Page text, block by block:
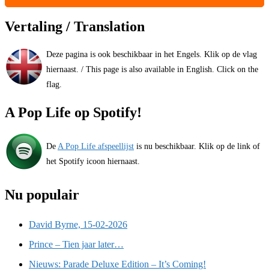
Vertaling / Translation
Deze pagina is ook beschikbaar in het Engels. Klik op de vlag
hiernaast. / This page is also available in English. Click on the
flag.
A Pop Life op Spotify!
De A Pop Life afspeellijst is nu beschikbaar. Klik op de link of
het Spotify icoon hiernaast.
Nu populair
David Byrne, 15-02-2026
Prince – Tien jaar later…
Nieuws: Parade Deluxe Edition – It’s Coming!